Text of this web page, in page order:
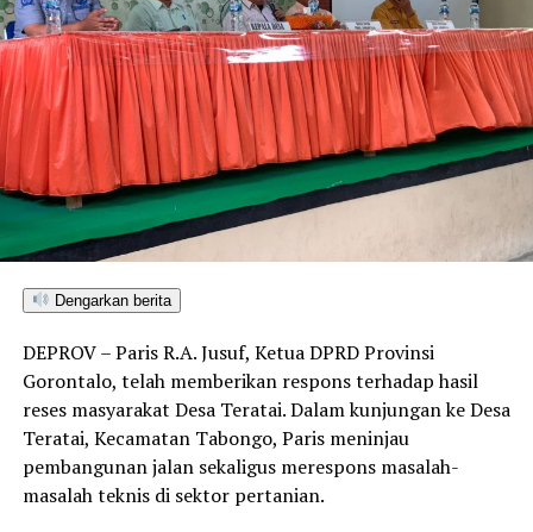
Dengarkan berita
DEPROV – Paris R.A. Jusuf, Ketua DPRD Provinsi
Gorontalo, telah memberikan respons terhadap hasil
reses masyarakat Desa Teratai. Dalam kunjungan ke Desa
Teratai, Kecamatan Tabongo, Paris meninjau
pembangunan jalan sekaligus merespons masalah-
masalah teknis di sektor pertanian.